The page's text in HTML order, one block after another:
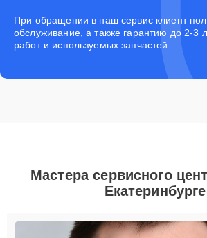
При обращении в наш сервис клиент
обслуживание, а также гарантию до 2-3
работ и используемых запчастей.
Мастера сервисного
Екатеринбурге